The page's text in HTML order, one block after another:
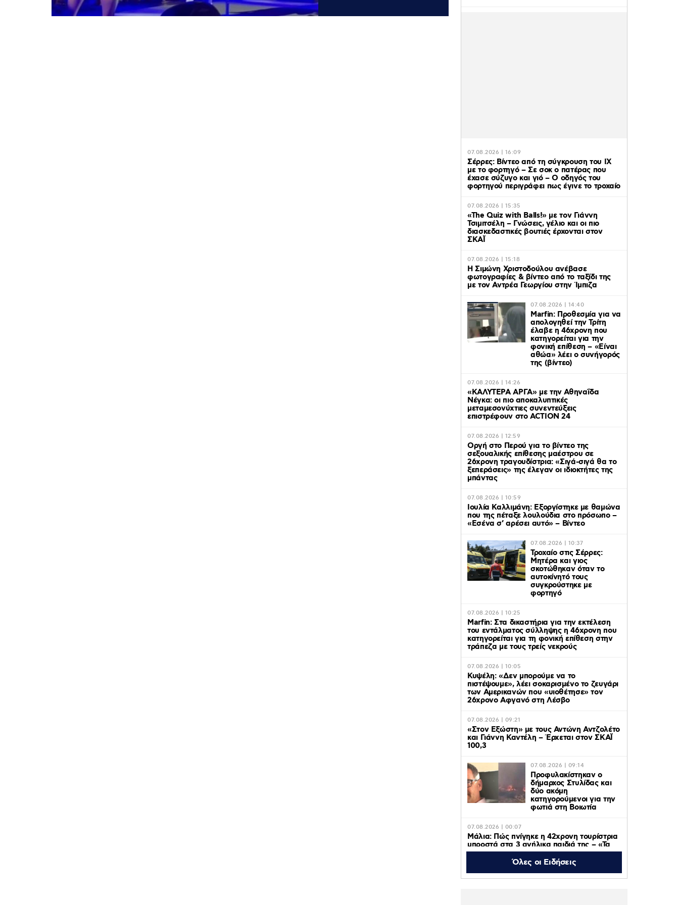
07.08.2026 | 16:09
Σέρρες: Βίντεο από τη σύγκρουση του ΙΧ
με το φορτηγό – Σε σοκ ο πατέρας που
έχασε σύζυγο και γιό – Ο οδηγός του
φορτηγού περιγράφει πως έγινε το τροχαίο
07.08.2026 | 15:35
«The Quiz with Balls!» με τον Γιάννη
Τσιμιτσέλη – Γνώσεις, γέλιο και οι πιο
διασκεδαστικές βουτιές έρχονται στον
ΣΚΑΪ
07.08.2026 | 15:18
Η Σιμώνη Χριστοδούλου ανέβασε
φωτογραφίες & βίντεο από το ταξίδι της
με τον Αντρέα Γεωργίου στην Ίμπιζα
07.08.2026 | 14:40
Marfin: Προθεσμία για να
απολογηθεί την Τρίτη
έλαβε η 46χρονη που
κατηγορείται για την
φονική επίθεση – «Είναι
αθώα» λέει ο συνήγορός
της (βίντεο)
07.08.2026 | 14:26
«ΚΑΛΥΤΕΡΑ ΑΡΓΑ» με την Αθηναΐδα
Νέγκα: οι πιο αποκαλυπτικές
μεταμεσονύχτιες συνεντεύξεις
επιστρέφουν στο ACTION 24
07.08.2026 | 12:59
Οργή στο Περού για το βίντεο της
σεξουαλικής επίθεσης μαέστρου σε
26χρονη τραγουδίστρια: «Σιγά-σιγά θα το
ξεπεράσεις» της έλεγαν οι ιδιοκτήτες της
μπάντας
07.08.2026 | 10:59
Ιουλία Καλλιμάνη: Εξοργίστηκε με θαμώνα
που της πέταξε λουλούδια στο πρόσωπο –
«Εσένα σ’ αρέσει αυτό» – Βίντεο
07.08.2026 | 10:37
Τροχαίο στις Σέρρες:
Μητέρα και γιος
σκοτώθηκαν όταν το
αυτοκίνητό τους
συγκρούστηκε με
φορτηγό
07.08.2026 | 10:25
Marfin: Στα δικαστήρια για την εκτέλεση
του εντάλματος σύλληψης η 46χρονη που
κατηγορείται για τη φονική επίθεση στην
τράπεζα με τους τρείς νεκρούς
07.08.2026 | 10:05
Κυψέλη: «Δεν μπορούμε να το
πιστέψουμε», λέει σοκαρισμένο το ζευγάρι
των Αμερικανών που «υιοθέτησε» τον
26χρονο Αφγανό στη Λέσβο
07.08.2026 | 09:21
«Στον Εξώστη» με τους Αντώνη Αντζολέτο
και Γιάννη Καντέλη – Έρχεται στον ΣΚΑΪ
100,3
07.08.2026 | 09:14
Προφυλακίστηκαν ο
δήμαρχος Στυλίδας και
δύο ακόμη
κατηγορούμενοι για την
φωτιά στη Βοιωτία
07.08.2026 | 00:07
Μάλια: Πώς πνίγηκε η 42χρονη τουρίστρια
μπροστά στα 3 ανήλικα παιδιά της – «Τα
παιδιά φώναζαν και έκλαιγαν, ήταν σε
κατάσταση πανικού»
06.08.2026 | 23:39
Όλες οι Ειδήσεις